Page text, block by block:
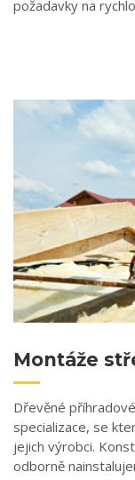
požadavky na
Montáže
Dřevěné
specializace, se
jejich výrobci.
odborně